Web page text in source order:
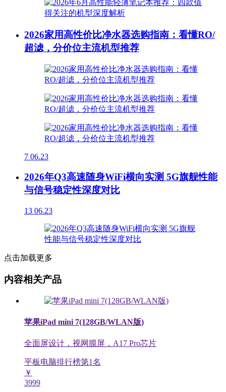
2026家用高性价比净水器选购指南：看懂RO/
超滤，分价位主流机型推荐
7 06.23
2026年Q3高速随身WiFi横向实测 5G旗舰性能
与信号稳定性深度对比
13 06.23
点击加载更多
内容相关产品
苹果iPad mini 7(128GB/WLAN版)
全面屏设计，视网膜屏，A17 Pro芯片
平板电脑排行榜第1名
￥
3999